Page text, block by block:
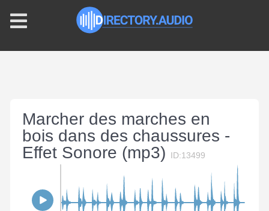
Marcher des marches en
bois dans des chaussures -
Effet Sonore (mp3)
ID:13499